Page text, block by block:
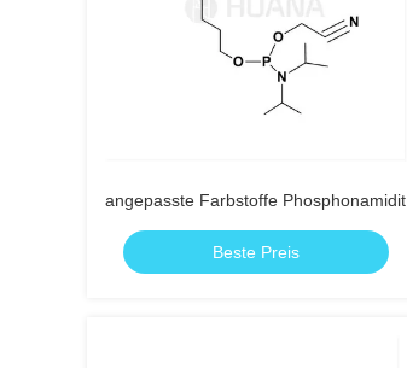
angepasste Farbstoffe Phosphonamidit
Beste Preis